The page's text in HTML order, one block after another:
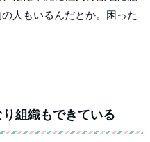
人もいるんだとか。困った
組織もできている